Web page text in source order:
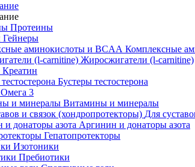
Протеины
Гейнеры
Комплексные
Жиросжигатели (l-carnitine)
Креатин
Бустеры тестостерона
Омега 3
Витамины и минералы
Для
Аргинин и донаторы азота
Гепатопротекторы
Изотоники
Пребиотики